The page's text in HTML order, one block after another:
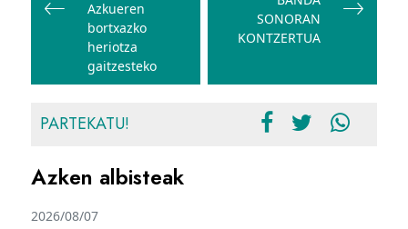
Azkueren
bortxazko
heriotza
gaitzesteko
SONORAN
KONTZERTUA
PARTEKATU!
Azken albisteak
2026/08/07